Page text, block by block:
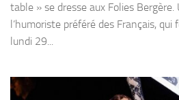
table » se dresse aux Folies
l’humoriste préféré des Français,
lundi 29...